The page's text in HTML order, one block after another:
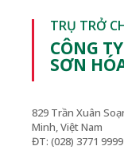
TRỤ TRỞ
CÔNG
SƠN
829 Trần Xuân
Minh, Việt Nam
ĐT: (028) 3771